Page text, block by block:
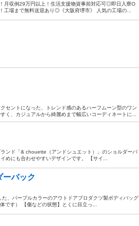
月収例29万円以上！生活支援物資事前対応可◎即日入寮O
工場まで無料送迎あり◎《大阪府堺市》 人気の工場の...
セントになった、トレンド感のあるハーフムーン型のワン
く、カジュアルから綺麗めまで幅広いコーディネートに...
ンド「& chouette（アンドシュエット）」のショルダーバ
めにも合わせやすいデザインです。 【サイ...
ーバック
、パープルカラーのアウトドアプロダクツ製ボディバッグ
す） 【傷などの状態】とくに目立っ...